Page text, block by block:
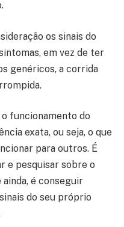
os sinais do
em vez de ter
genéricos, a corrida
funcionamento do
exata, ou seja, o que
para outros. É
e pesquisar sobre o
é conseguir
do seu próprio